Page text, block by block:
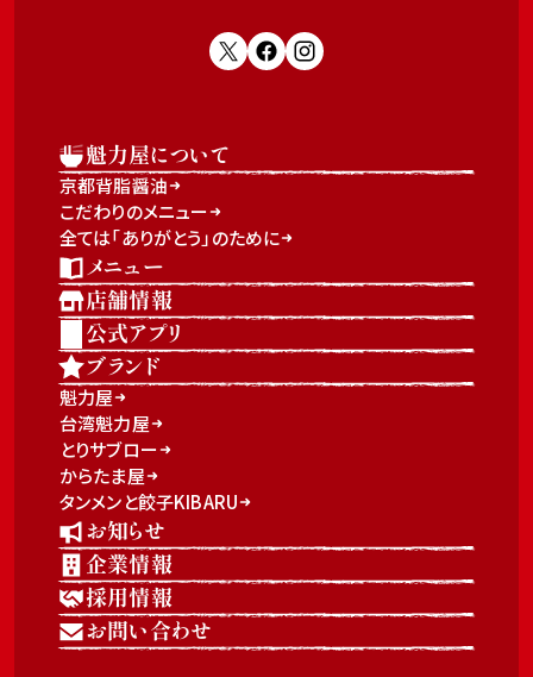
魁力屋について
京都背脂醤油
こだわりのメニュー
全ては「ありがとう」のために
メニュー
店舗情報
公式アプリ
ブランド
魁力屋
台湾魁力屋
とりサブロー
からたま屋
タンメンと餃子KIBARU
お知らせ
企業情報
採用情報
お問い合わせ